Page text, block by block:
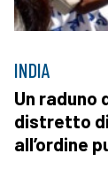
INDIA
Un
distretto
all’ordine